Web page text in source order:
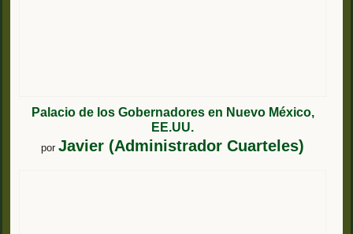
Palacio de los Gobernadores en Nuevo México,
EE.UU.
por Javier (Administrador Cuarteles)